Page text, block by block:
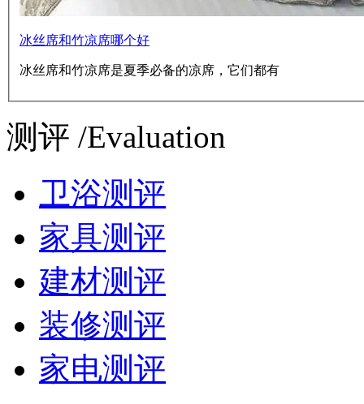
冰丝席和竹凉席哪个好
冰丝席和竹凉席是夏季必备的凉席，它们都有
测评 /Evaluation
卫浴测评
家具测评
建材测评
装修测评
家电测评